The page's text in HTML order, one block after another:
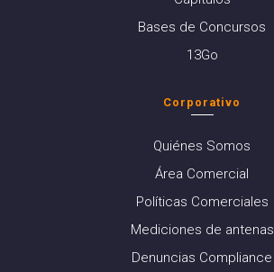
Bases de Concursos
13Go
Corporativo
Quiénes Somos
Área Comercial
Políticas Comerciales
Mediciones de antenas
Denuncias Compliance